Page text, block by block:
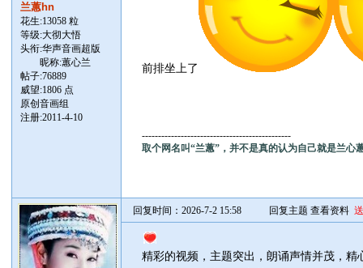
兰蕙hn
花生:13058 粒
等级:大彻大悟
头衔:华声音画超版
昵称:蕙心兰
帖子:76889
威望:1806 点
原创音画组
注册:2011-4-10
前排坐上了
----------------------------------------------
取个网名叫“兰蕙”，并不是真的认为自己就是兰
回复时间：2026-7-2 15:58 回复主题 查看资料
精彩的视频，主题突出，朗诵声情并茂，精